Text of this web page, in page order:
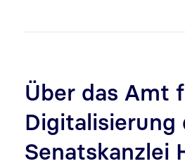
Über das Amt
Digitalisierung
Senatskanzlei